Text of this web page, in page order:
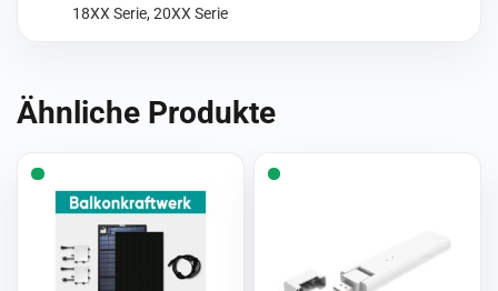
18XX Serie, 20XX Serie
Ähnliche Produkte